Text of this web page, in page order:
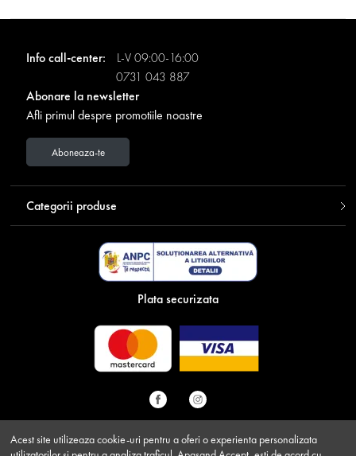
Info call-center:
L-V 09:00-16:00
0731 043 887
Abonare la newsletter
Afli primul despre promotiile noastre
Aboneaza-te
Categorii produse
Plata securizata
Acest site utilizeaza cookie-uri pentru a oferi o experienta personalizata